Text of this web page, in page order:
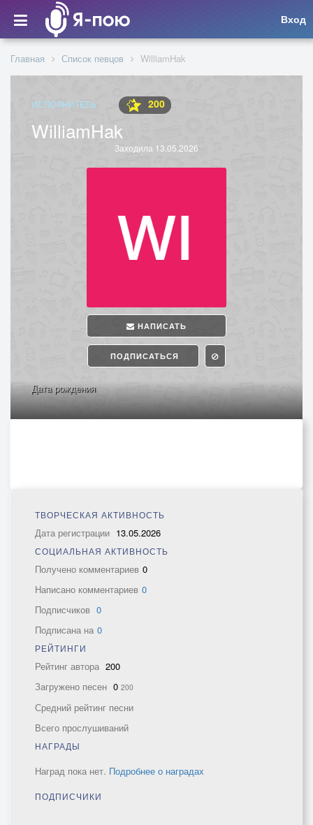
Вход
Главная Список певцов WilliamHak
ИСПОЛНИТЕЛЬ 200
WilliamHak
Заходила 13.05.2026
НАПИСАТЬ
ПОДПИСАТЬСЯ
Дата рождения
ТВОРЧЕСКАЯ АКТИВНОСТЬ
Дата регистрации 13.05.2026
СОЦИАЛЬНАЯ АКТИВНОСТЬ
Получено комментариев 0
Написано комментариев 0
Подписчиков 0
Подписана на 0
РЕЙТИНГИ
Рейтинг автора 200
Загружено песен 0 200
Средний рейтинг песни
Всего прослушиваний
НАГРАДЫ
Наград пока нет. Подробнее о наградах
ПОДПИСЧИКИ